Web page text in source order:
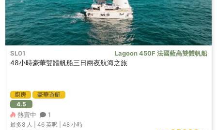
SL01 Lagoon 450F 法國藍高雙體帆船
48小時豪華雙體帆船三日兩夜航海之旅
廚房
豪華遊艇
4.5
熱賣中 1
最多8人 | 46 英呎 48 小時